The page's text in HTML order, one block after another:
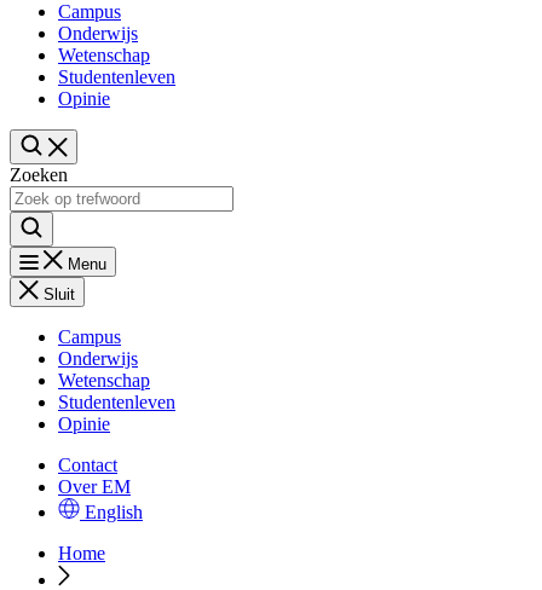
Campus
Onderwijs
Wetenschap
Studentenleven
Opinie
Zoeken
Menu
Sluit
Campus
Onderwijs
Wetenschap
Studentenleven
Opinie
Contact
Over EM
English
Home